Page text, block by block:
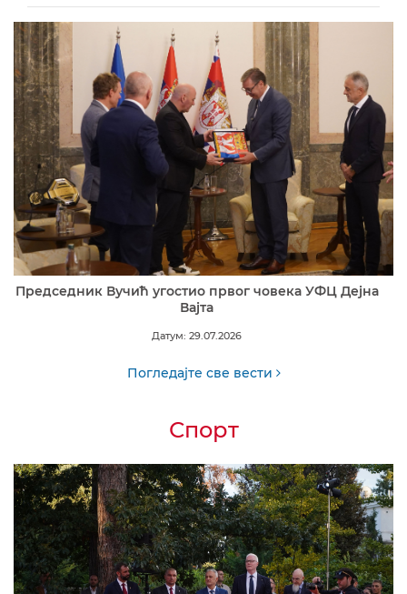
Председник Вучић угостио првог човека УФЦ Дејна
Вајта
Датум: 29.07.2026
Погледајте све вести
Спорт